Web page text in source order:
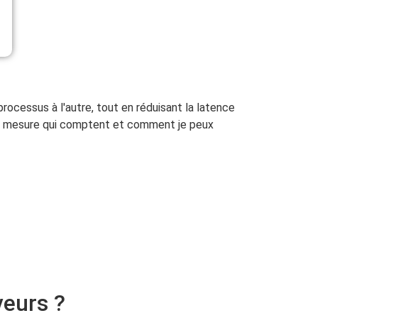
à l'autre, tout en réduisant la latence
qui comptent et comment je peux
?